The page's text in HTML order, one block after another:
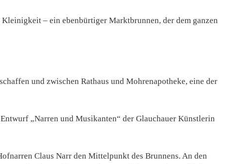
– ein ebenbürtiger Marktbrunnen, der dem ganzen
und zwischen Rathaus und Mohrenapotheke, eine der
„Narren und Musikanten“ der Glauchauer Künstlerin
Claus Narr den Mittelpunkt des Brunnens. An den